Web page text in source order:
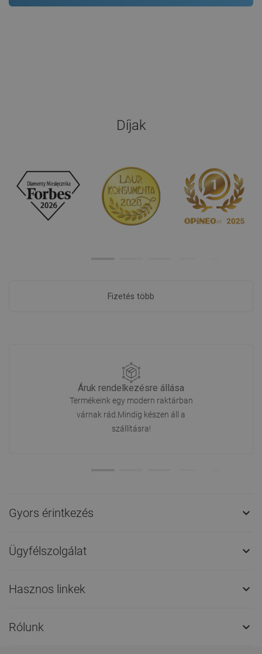
Díjak
Fizetés több
Áruk rendelkezésre állása
Termékeink egy modern raktárban
várnak rád.Mindig készen áll a
szállításra!
Gyors érintkezés 
Ügyfélszolgálat 
Hasznos linkek 
Rólunk 